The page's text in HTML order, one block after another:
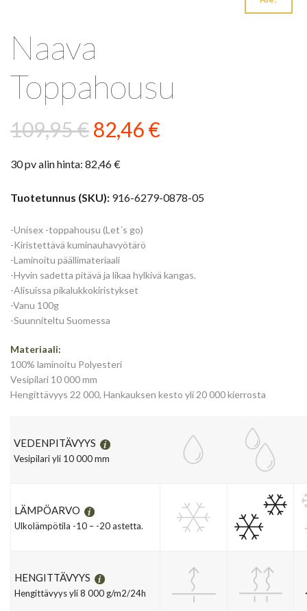
Naava
Toppahousu
109,95€Alkuperäinen
oli:
109,95 €.
82,46€Nykyinen
82,46 €.
30 pv alin hinta: 82,46€
Tuotetunnus (SKU): 916-6279-0878-05
-Unisex -toppahousu (Let´s go)
-Kiristettävä kuminauhavyötärö
-Laminoitu päällimateriaali
-Hyvin sadetta pitävä ja likaa hylkivä kangas.
-Alisuissa pikalukkokiristykset
-Vanu 100g
-Suunniteltu Suomessa
Materiaali:
100% laminoitu Polyesteri
Vesipilari 10 000 mm
Hengittävyys 22 000, Hankauksen kesto yli 20 000 kierrosta
VEDENPITÄVYYS
Vesipilari yli 10 000 mm
LÄMPÖARVO
Ulkolämpötila -10 – -20 astetta.
HENGITTÄVYYS
Hengittävyys yli 8 000 g/m2/24h